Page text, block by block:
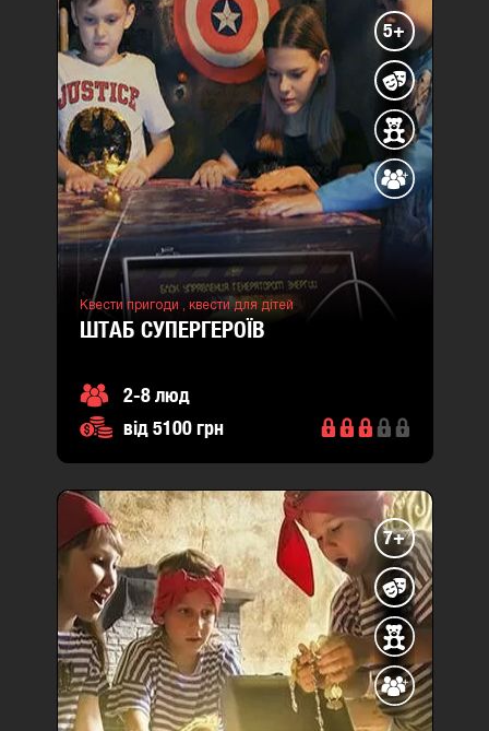
5+
Квести пригоди , квести для дітей
ШТАБ СУПЕРГЕРОЇВ
2-8 люд
від 5100 грн
7+